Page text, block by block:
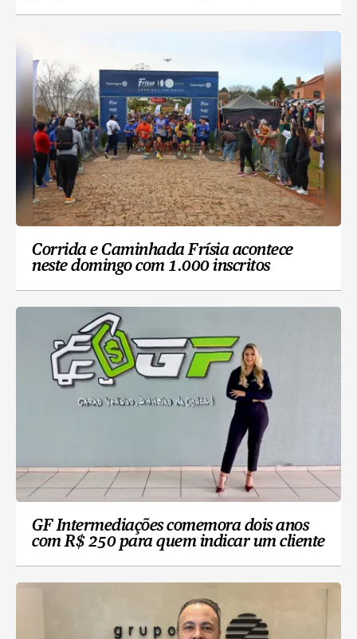
Corrida e Caminhada Frísia acontece
neste domingo com 1.000 inscritos
GF Intermediações comemora dois anos
com R$ 250 para quem indicar um cliente